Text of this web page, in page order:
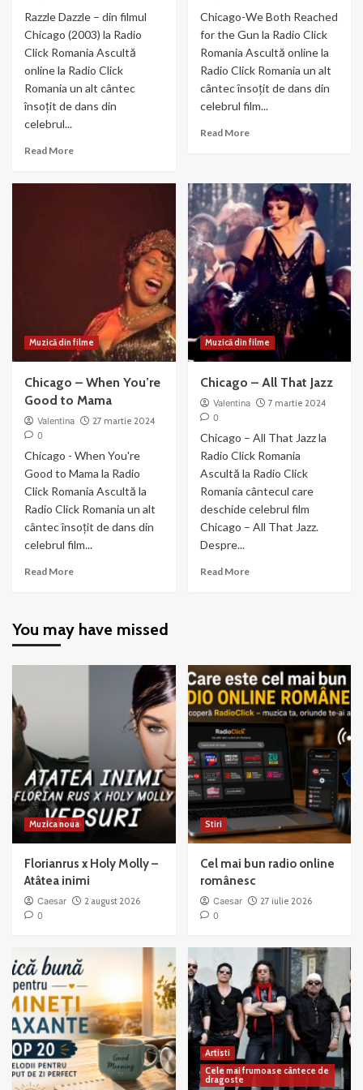
Razzle Dazzle – din filmul
Chicago (2003) la Radio
Click Romania Ascultă
online la Radio Click
Romania un alt cântec
însoțit de dans din
celebrul...
Read MoreRead
Chicago-We Both Reached
for the Gun la Radio Click
Romania Ascultă online la
Radio Click Romania un alt
cântec însoțit de dans din
celebrul film...
Read MoreRead
We
Both
Reached
for
the
Gun
Muzică din filme
Chicago – When You’re
Good to Mama
Valentina
27 martie 2024
0
Chicago - When You're
Good to Mama la Radio
Click Romania Ascultă la
Radio Click Romania un alt
cântec însoțit de dans din
celebrul film...
Read MoreRead
–
Muzică din filme
Chicago – All That Jazz
Valentina
7 martie 2024
0
Chicago – All That Jazz la
Radio Click Romania
Ascultă la Radio Click
Romania cântecul care
deschide celebrul film
Chicago – All That Jazz.
Despre...
Read MoreRead
Jazz
You may have missed
Muzica noua
Florianrus x Holy Molly –
Atâtea inimi
Caesar
2 august 2026
0
Stiri
Cel mai bun radio online
românesc
Caesar
27 iulie 2026
0
Artisti
Cele mai frumoase cântece de
dragoste